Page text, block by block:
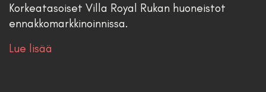
Korkeatasoiset Villa Royal Rukan huoneistot
ennakkomarkkinoinnissa.
Lue lisää